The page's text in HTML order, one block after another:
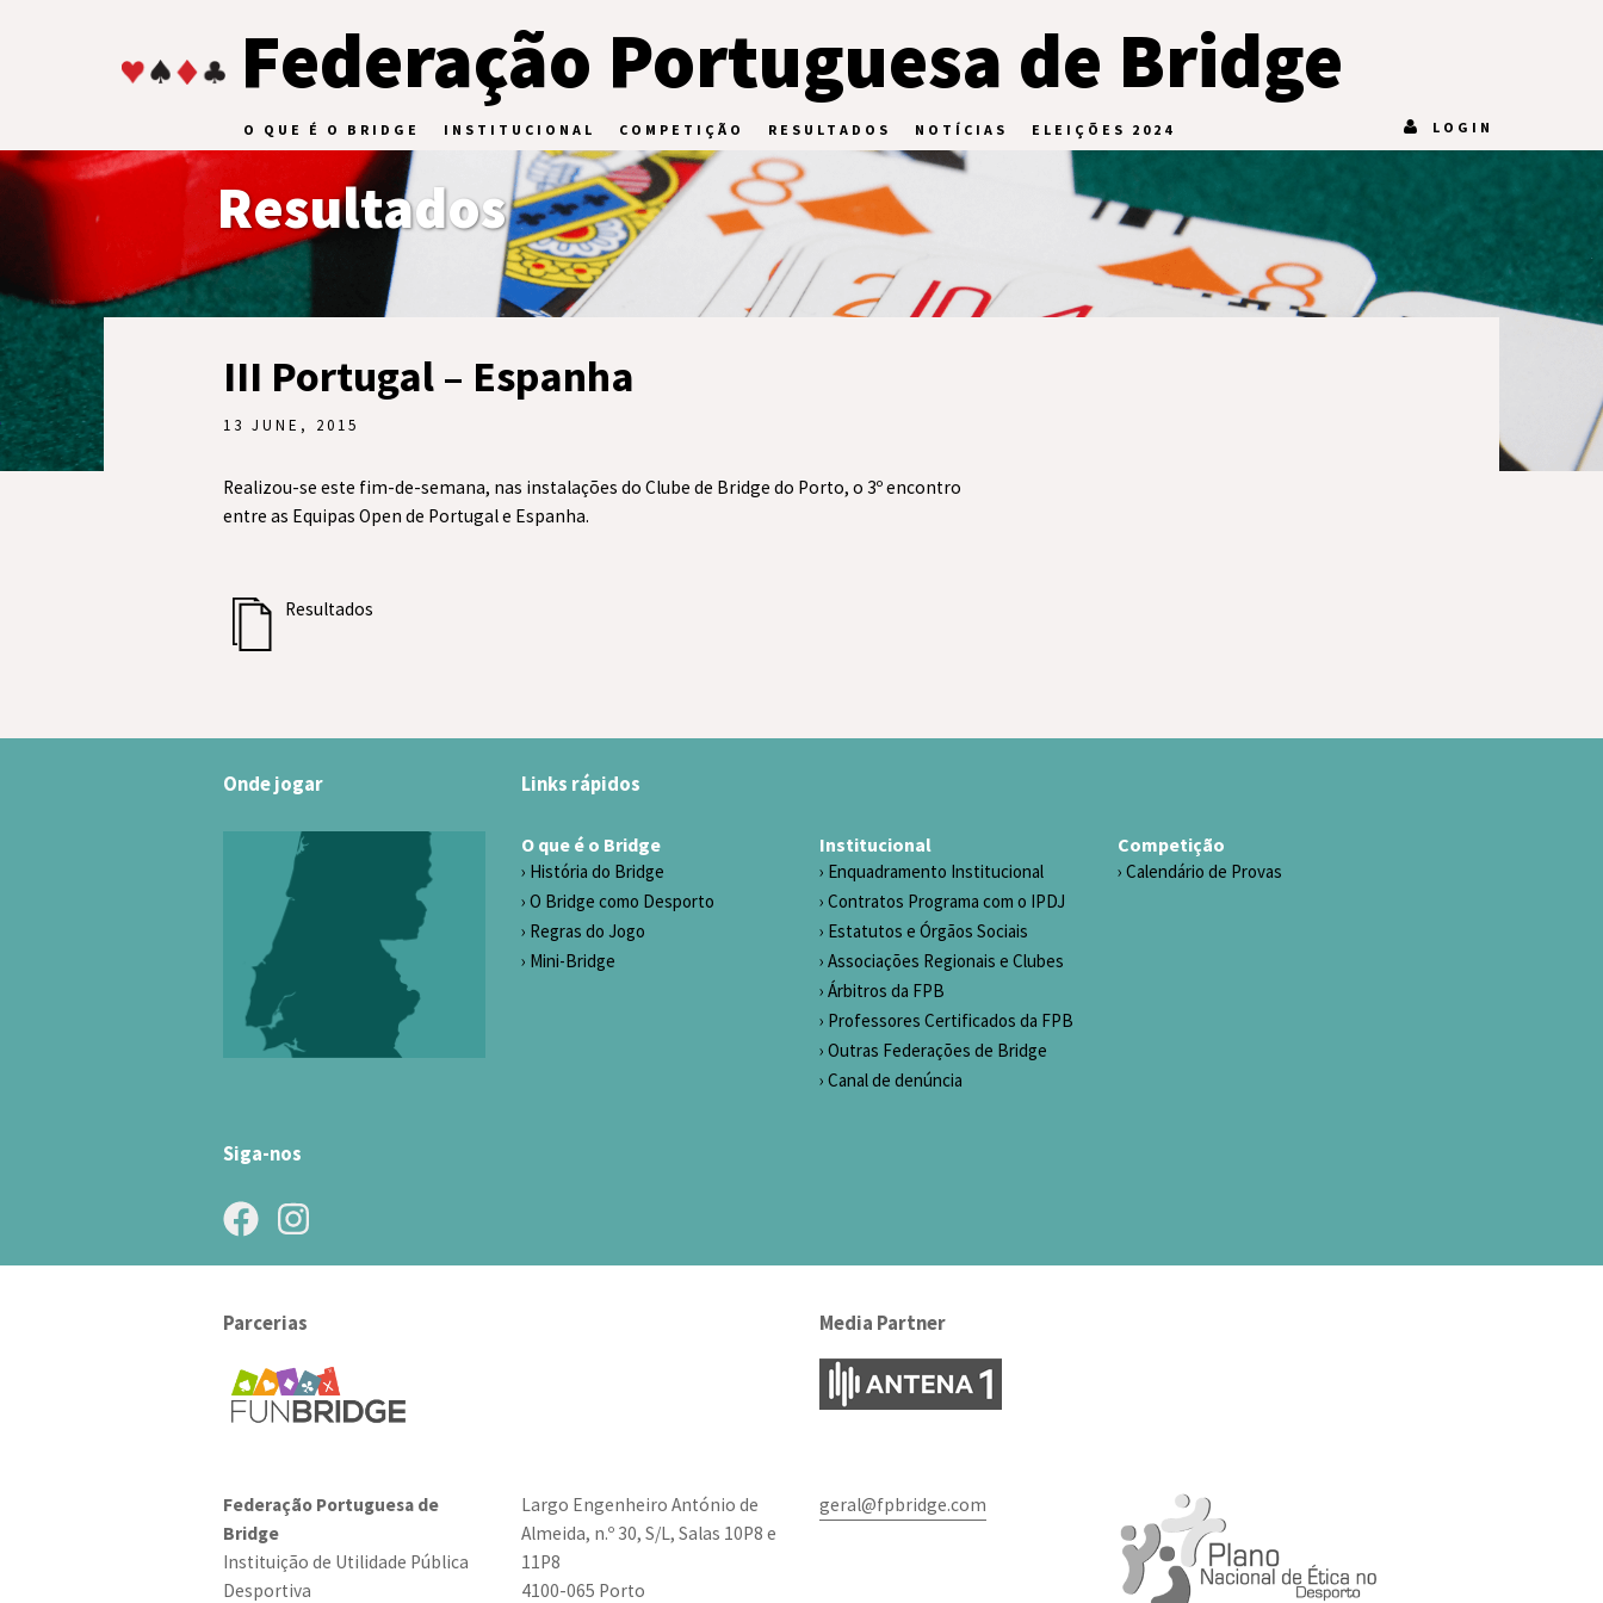
Federação Portuguesa de Bridge
O QUE É O BRIDGE INSTITUCIONAL COMPETIÇÃO RESULTADOS NOTÍCIAS ELEIÇÕES 2024 LOGIN
Resultados
III Portugal – Espanha
13 JUNE, 2015
Realizou-se este fim-de-semana, nas instalações do Clube de Bridge do Porto, o 3º encontro
entre as Equipas Open de Portugal e Espanha.
Resultados
Onde jogar Links rápidos
O que é o Bridge
História do Bridge
O Bridge como Desporto
Regras do Jogo
Mini-Bridge
Institucional
Enquadramento Institucional
Contratos Programa com o IPDJ
Estatutos e Órgãos Sociais
Associações Regionais e Clubes
Árbitros da FPB
Professores Certificados da FPB
Outras Federações de Bridge
Canal de denúncia
Competição
Calendário de Provas
Siga-nos
Parcerias Media Partner
Federação Portuguesa de
Bridge
Instituição de Utilidade Pública
Desportiva
Largo Engenheiro António de
Almeida, n.º 30, S/L, Salas 10P8 e
11P8
4100-065 Porto
geral@fpbridge.com